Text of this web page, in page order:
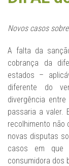
Novos casos
A falta da
cobrança da
estados –
diferente do
divergência
passaria a valer.
recolhimento não
novas disputas
casos em que
consumidora dos